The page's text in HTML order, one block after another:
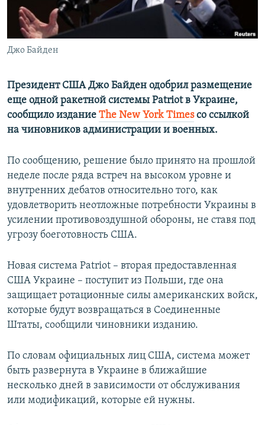
ПОБЕДИТЕЛЕЙ НЕ СУДЯТ?
КРЫМ.НЕПОКОРЕННЫЙ
ELIFBE
ПРИСОЕДИНЯЙТЕСЬ!
Все сайты RFE/RL
Джо Байден
Президент США Джо Байден одобрил размещение
еще одной ракетной системы Patriot в Украине,
сообщило издание The New York Timesсо ссылкой
на чиновников администрации и военных.
По сообщению, решение было принято на прошлой
неделе после ряда встреч на высоком уровне и
внутренних дебатов относительно того, как
удовлетворить неотложные потребности Украины в
усилении противовоздушной обороны, не ставя под
угрозу боеготовность США.
Новая система Patriot – вторая предоставленная
США Украине – поступит из Польши, где она
защищает ротационные силы американских войск,
которые будут возвращаться в Соединенные
Штаты, сообщили чиновники изданию.
По словам официальных лиц США, система может
быть развернута в Украине в ближайшие
несколько дней в зависимости от обслуживания
или модификаций, которые ей нужны.